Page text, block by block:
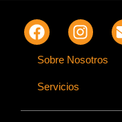
Sobre Nosotros
Servicios